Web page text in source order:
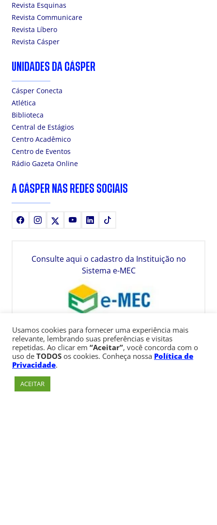
Revista Esquinas
Revista Communicare
Revista Líbero
Revista Cásper
UNIDADES DA CÁSPER
Cásper Conecta
Atlética
Biblioteca
Central de Estágios
Centro Acadêmico
Centro de Eventos
Rádio Gazeta Online
A CÁSPER NAS REDES SOCIAIS
FacebookInstagram YoutubeLinkedIn
Consulte aqui o cadastro da Instituição no
Sistema e-MEC
Usamos cookies para fornecer uma experiência mais
relevante, lembrando suas preferências e visitas
repetidas. Ao clicar em “Aceitar”, você concorda com o
uso de TODOS os cookies. Conheça nossa Política de
Privacidade.
ACEITAR